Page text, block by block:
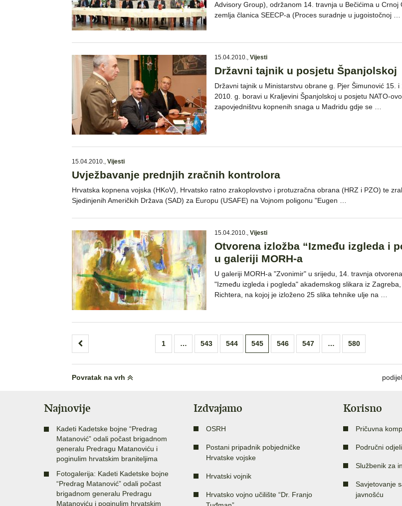
Advisory Group), održanom 14. travnja u Bečićima u Crnoj
zemlja članica SEECP-a (Proces suradnje u jugoistočnoj …
15.04.2010., Vijesti
Državni tajnik u posjetu Španjolskoj
Državni tajnik u Ministarstvu obrane g. Pjer Šimunović 15. i
2010. g. boravi u Kraljevini Španjolskoj u posjetu NATO-
zapovjedništvu kopnenih snaga u Madridu gdje se …
15.04.2010., Vijesti
Uvježbavanje prednjih zračnih kontrolora
Hrvatska kopnena vojska (HKoV), Hrvatsko ratno zrakoplovstvo i protuzračna obrana (HRZ i PZO) te
Sjedinjenih Američkih Država (SAD) za Europu (USAFE) na Vojnom poligonu "Eugen …
15.04.2010., Vijesti
Otvorena izložba “Između izgleda i
u galeriji MORH-a
U galeriji MORH-a "Zvonimir" u srijedu, 14. travnja
"Između izgleda i pogleda" akademskog slikara iz
Richtera, na kojoj je izloženo 25 slika tehnike ulje na …
Brojevi
objava
1 … 543 544 545 546 547 … 580
Povratak na vrh
Najnovije
Kadeti Kadetske bojne “Predrag
Matanović” odali počast brigadnom
generalu Predragu Matanoviću i
poginulim hrvatskim braniteljima
Fotogalerija: Kadeti Kadetske bojne
“Predrag Matanović” odali počast
brigadnom generalu Predragu
Matanoviću i poginulim hrvatskim
Izdvajamo
OSRH
Postani pripadnik pobjedničke
Hrvatske vojske
Hrvatski vojnik
Hrvatsko vojno učilište “Dr. Franjo
Korisno
Pričuvna
Područni
Službenik za
Savjetovanje
javnošću